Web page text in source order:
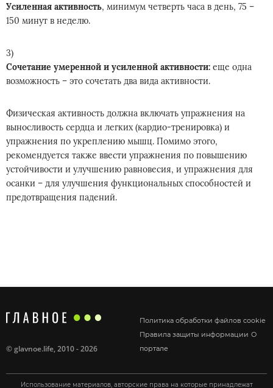
Усиленная активность, минимум четверть часа в день, 75 –
150 минут в неделю.
Сочетание умеренной и усиленной активности: еще одна
возможность – это сочетать два вида активности.
Физическая активность должна включать упражнения на
выносливость сердца и легких (кардио-тренировка) и
упражнения по укреплению мышц. Помимо этого,
рекомендуется также ввести упражнения по повышению
устойчивости и улучшению равновесия, и упражнения для
осанки – для улучшения функциональных способностей и
предотвращения падений.
Политика обработки файлов cookie
Правила защиты информации О
портале
©glavnoe.life, 2010 - 2026
Использование материалов, авторские права на которые принадлежат